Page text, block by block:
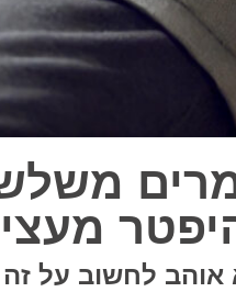
לחשוב על זה